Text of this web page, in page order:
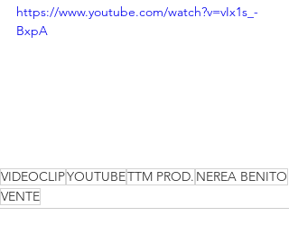
https://www.youtube.com/watch?v=vIx1s_-
BxpA
VIDEOCLIPYOUTUBETTM PROD. NEREA BENITO
VENTE